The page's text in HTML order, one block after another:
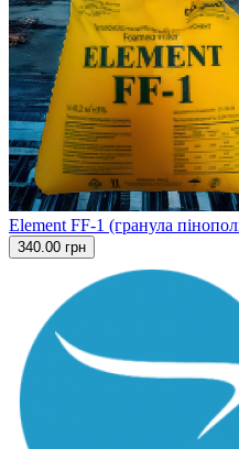
Element FF-1 (гранула
340.00 грн